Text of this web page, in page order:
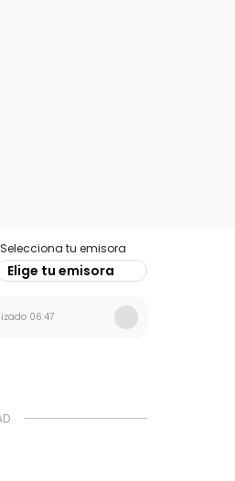
Selecciona tu emisora
Elige tu emisora
06:47